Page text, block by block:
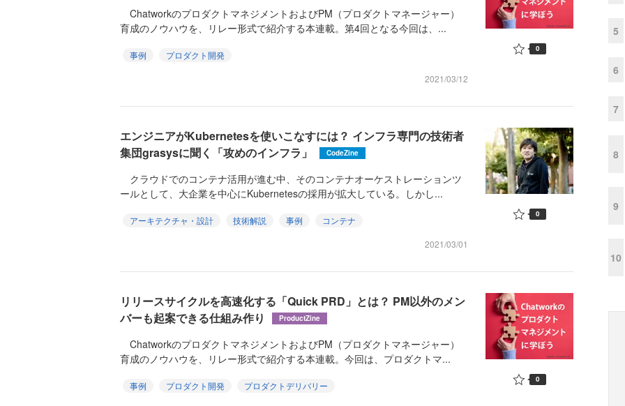
ChatworkのプロダクトマネジメントおよびPM（プロダクトマネージャー）
育成のノウハウを、リレー形式で紹介する本連載。第4回となる今回は、...
事例
プロダクト開発
2021/03/12
0
エンジニアがKubernetesを使いこなすには？ インフラ専門の技術者
集団grasysに聞く「攻めのインフラ」
CodeZine
クラウドでのコンテナ活用が進む中、そのコンテナオーケストレーションツ
ールとして、大企業を中心にKubernetesの採用が拡大している。しかし...
アーキテクチャ・設計 技術解説 事例
コンテナ
2021/03/01
0
リリースサイクルを高速化する「Quick PRD」とは？ PM以外のメン
バーも起案できる仕組み作り
ProductZine
ChatworkのプロダクトマネジメントおよびPM（プロダクトマネージャー）
育成のノウハウを、リレー形式で紹介する本連載。今回は、プロダクトマ...
事例 プロダクト開発
プロダクトデリバリー
0
5
6
7
8
9
10